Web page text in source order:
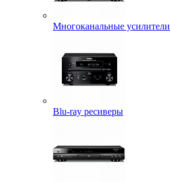
Многоканальные усилители
Blu-ray ресиверы